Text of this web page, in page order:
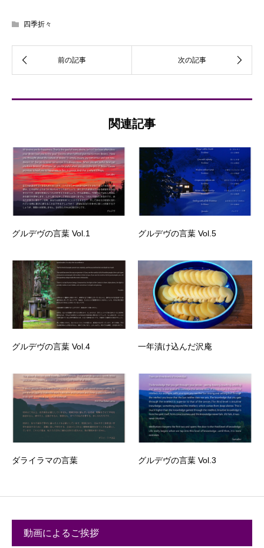
四季折々
関連記事
グルデヴの言葉 Vol.1 グルデヴの言葉 Vol.5
グルデヴの言葉 Vol.4 一年漬け込んだ沢庵
ダライラマの言葉 グルデヴの言葉 Vol.3
動画によるご挨拶